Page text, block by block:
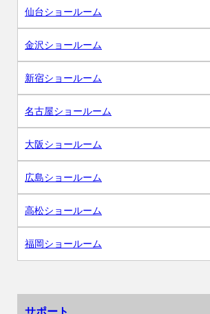
仙台ショールーム
金沢ショールーム
新宿ショールーム
名古屋ショールーム
大阪ショールーム
広島ショールーム
高松ショールーム
福岡ショールーム
サポート